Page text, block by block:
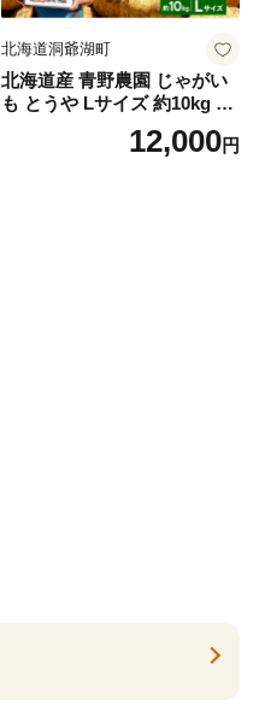
北海道洞爺湖町
北海道産 青野農園 じゃがい
も とうや Lサイズ 約10kg 20
26年10月初旬～12月下旬頃お
届け 先行予約 北海道 ジャガ
12,000円